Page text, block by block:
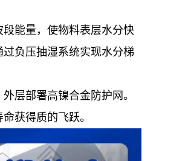
能量，使物料表层水分快
负压抽湿系统实现水分梯
层部署高镍合金防护网。
获得质的飞跃。